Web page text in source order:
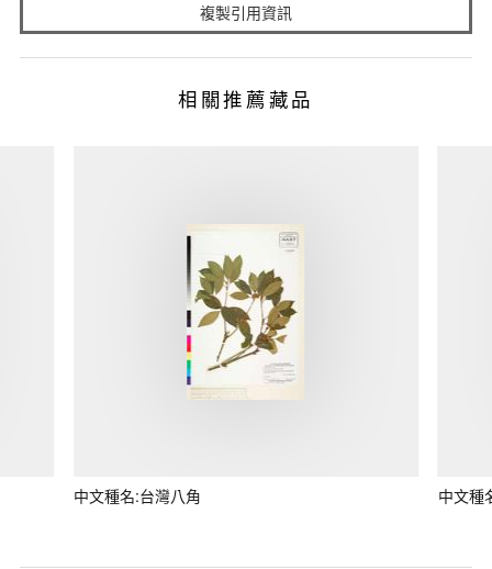
複製引用資訊
相關推薦藏品
中文種名:台灣八角 中文種